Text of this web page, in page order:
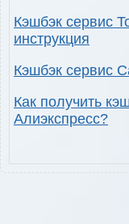
Кэшбэк сервис
инструкция
Кэшбэк сервис
Как получить
Алиэкспресс?